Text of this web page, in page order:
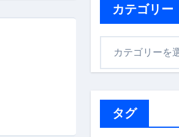
いチェックリスト（高齢者にも）
爪／飛び散り対策の選び方
年末年始に“満足度MAX”で食べるコツ
カテゴリー
タグ